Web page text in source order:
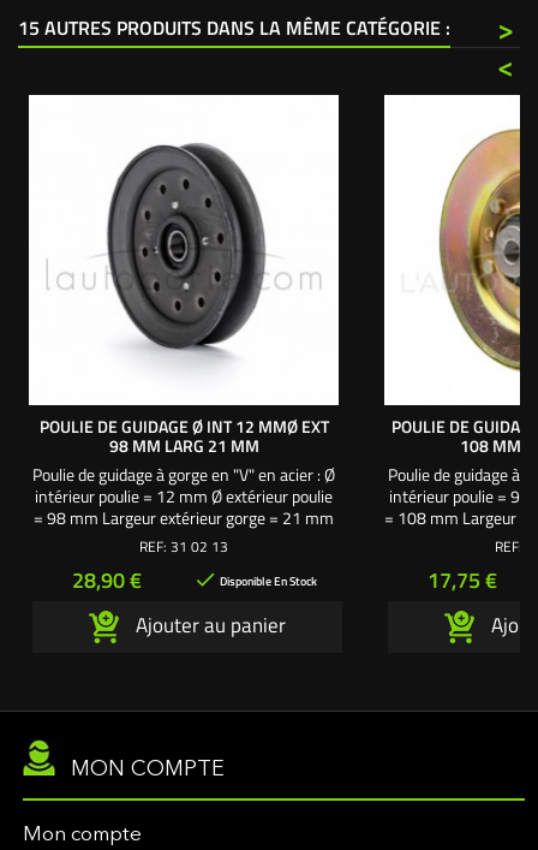
15 AUTRES PRODUITS DANS LA MÊME CATÉGORIE :
>
<
POULIE DE GUIDAGE Ø INT 12 MMØ EXT
98 MM LARG 21 MM
Poulie de guidage à gorge en "V" en acier : Ø
intérieur poulie = 12 mm Ø extérieur poulie
= 98 mm Largeur extérieur gorge = 21 mm
Al-Ko - Brill - Solo
REF: 31 02 13
Prix
28,90 €  Disponible En Stock
Ajouter au panier
POULIE DE
108 MM
Poulie de guidage à
intérieur poulie =
= 108 mm Largeur
Longueur moyeu
REF:
Prix
17,75 €
MON COMPTE
Mon compte